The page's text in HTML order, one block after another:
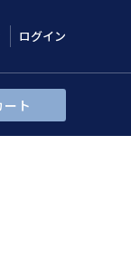
ログイン
ート